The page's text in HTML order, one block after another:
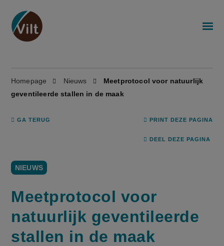
Homepage Nieuws
Meetprotocol voor natuurlijk
geventileerde stallen in de maak
GA TERUG PRINT DEZE PAGINA
DEEL DEZE PAGINA
NIEUWS
Meetprotocol voor
natuurlijk geventileerde
stallen in de maak